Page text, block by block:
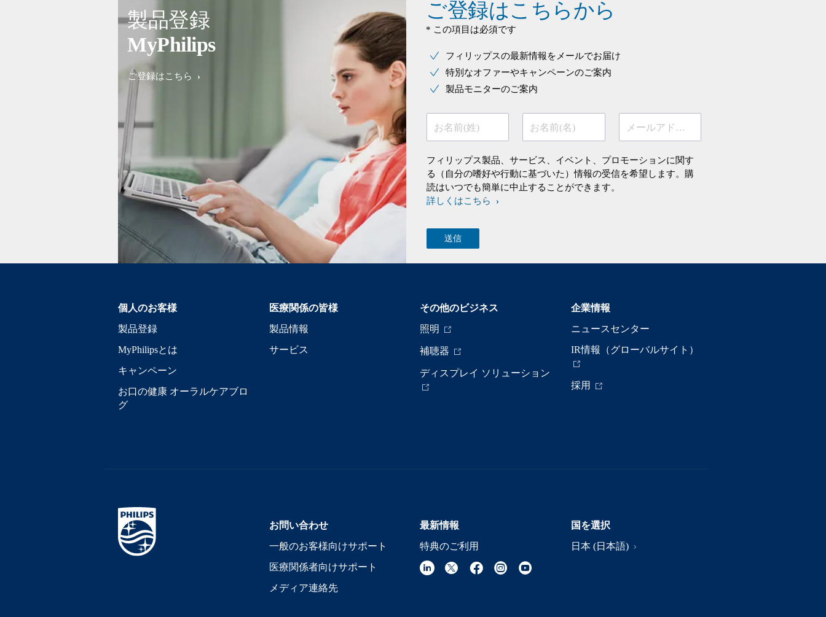
製品登録
MyPhilips
ご登録はこちら
ご登録はこちらから
* この項目は必須です
フィリップスの最新情報をメールでお届け
特別なオファーやキャンペーンのご案内
製品モニターのご案内
お名前(姓) お名前(名) メールアドレス
フィリップス製品、サービス、イベント、プロモーションに関す
る（自分の嗜好や行動に基づいた）情報の受信を希望します。購
読はいつでも簡単に中止することができます。
詳しくはこちら
個人のお客様
製品登録
MyPhilipsとは
キャンペーン
お口の健康 オーラルケアブロ
グ
医療関係の皆様
製品情報
サービス
その他のビジネス
照明
補聴器
ディスプレイ ソリューション
企業情報
ニュースセンター
IR情報（グローバルサイト）
採用
お問い合わせ
一般のお客様向けサポート
医療関係者向けサポート
メディア連絡先
最新情報
特典のご利用
国を選択
日本 (日本語)